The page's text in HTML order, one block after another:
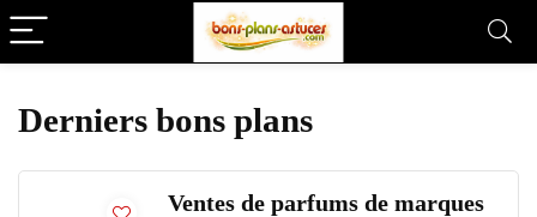
Derniers bons plans
Ventes de parfums de marques